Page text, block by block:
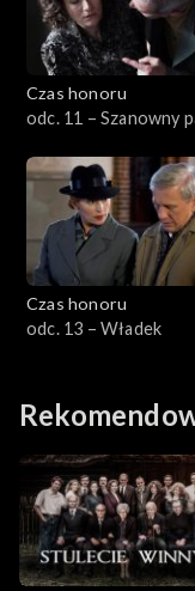
Czas honoru
odc. 11 – Szanowny
Czas honoru
odc. 13 – Władek